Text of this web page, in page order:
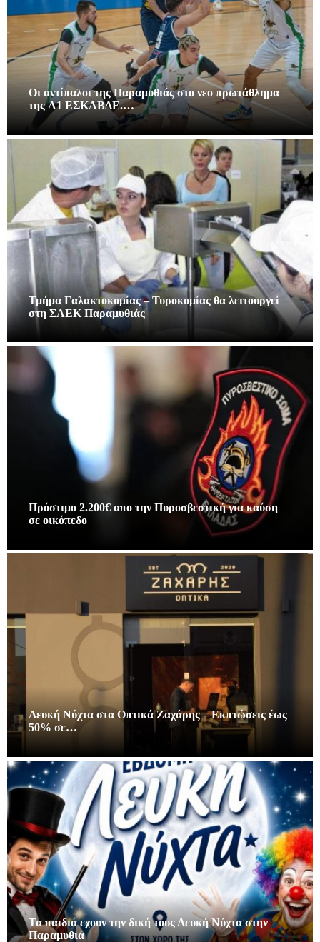
Οι αντίπαλοι της Παραμυθιάς στο νεο πρωτάθλημα
της A1 ΕΣΚΑΒΔΕ.…
Τμήμα Γαλακτοκομίας – Τυροκομίας θα λειτουργεί
στη ΣΑΕΚ Παραμυθιάς
Πρόστιμο 2.200€ απο την Πυροσβεστική για καύση
σε οικόπεδο
Λευκή Νύχτα στα Οπτικά Ζαχάρης – Εκπτώσεις έως
50% σε…
Τα παιδιά εχουν την δική τους Λευκή Νύχτα στην
Παραμυθιά